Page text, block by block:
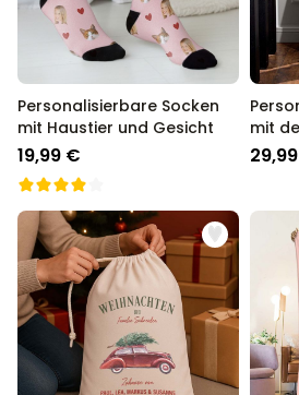
Personalisierbare Socken
mit Haustier und Gesicht
19,99 €
mit